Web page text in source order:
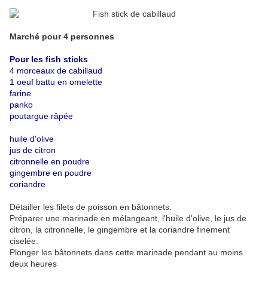
Marché pour 4 personnes
Pour les fish sticks
4 morceaux de cabillaud
1 oeuf battu en omelette
farine
panko
poutargue râpée
huile d'olive
jus de citron
citronnelle en poudre
gingembre en poudre
coriandre
Détailler les filets de poisson en bâtonnets.
Préparer une marinade en mélangeant, l'huile d'olive, le jus de
citron, la citronnelle, le gingembre et la coriandre finement
ciselée.
Plonger les bâtonnets dans cette marinade pendant au moins
deux heures